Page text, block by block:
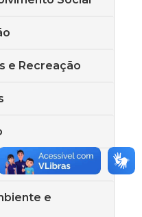
e Recreação
e